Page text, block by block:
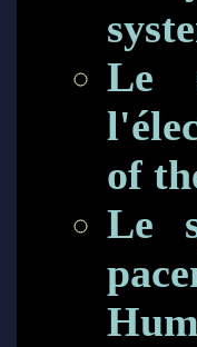
Le
of
Le